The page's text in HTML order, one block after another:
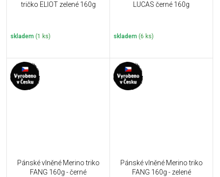
tričko ELIOT zelené 160g
skladem (1 ks)
LUCAS černé 160g
skladem (6 ks)
Pánské vlněné Merino triko
FANG 160g - černé
Pánské vlněné Merino triko
FANG 160g - zelené